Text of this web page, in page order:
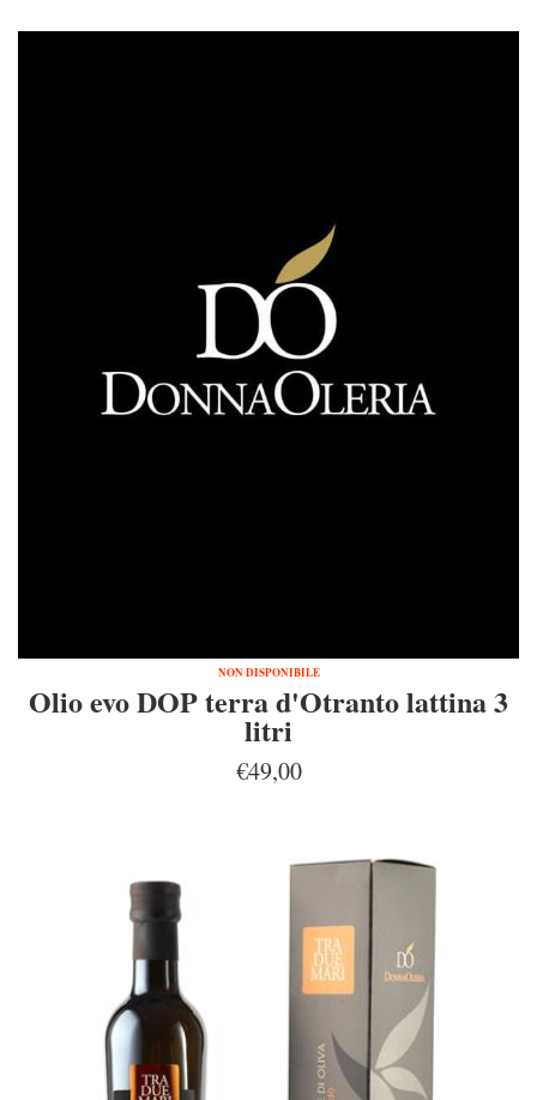
NON DISPONIBILE
Olio evo DOP terra d'Otranto lattina 3
litri
€49,00